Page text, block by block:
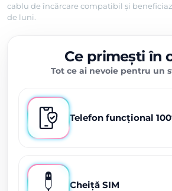
cablu de încărcare compatibil și
de luni.
Ce primești în
Tot ce ai nevoie pentru un
Telefon funcțional
Cheiță SIM